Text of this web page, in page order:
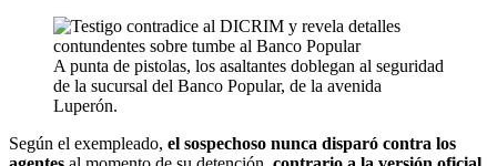
A punta de pistolas, los asaltantes doblegan al seguridad
de la sucursal del Banco Popular, de la avenida
Luperón.
Según el exempleado, el sospechoso nunca disparó contra los